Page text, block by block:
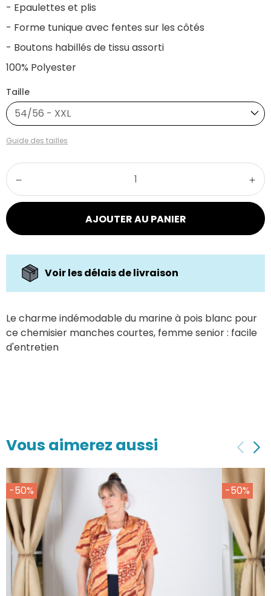
- Epaulettes et plis
- Forme tunique avec fentes sur les côtés
- Boutons habillés de tissu assorti
100% Polyester
Taille
54/56 - XXL
Guide des tailles
AJOUTER AU PANIER
Voir les délais de livraison
Le charme indémodable du marine à pois blanc pour
ce chemisier manches courtes, femme senior : facile
d'entretien
Vous aimerez aussi
-50% -50%